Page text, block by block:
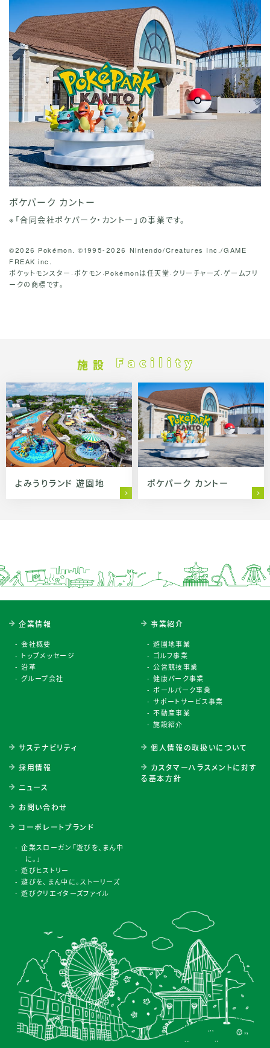
ポケパーク カントー
※「合同会社ポケパーク・カントー」の事業です。
©2026 Pokémon. ©1995-2026 Nintendo/Creatures Inc./GAME
FREAK inc.
ポケットモンスター·ポケモン·Pokémonは任天堂·クリーチャーズ·ゲームフリ
ークの商標です。
施 設
よみうりランド 遊園地 ポケパーク カントー
企業情報
会社概要
トップメッセージ
沿革
グループ会社
事業紹介
遊園地事業
ゴルフ事業
公営競技事業
健康パーク事業
ボールパーク事業
サポートサービス事業
不動産事業
施設紹介
サステナビリティ
採用情報
ニュース
お問い合わせ
コーポレートブランド
企業スローガン「遊びを、まん中
に。」
遊びヒストリー
遊びを、まん中に。ストーリーズ
遊びクリエイターズファイル
個人情報の取扱いについて
カスタマーハラスメントに対す
る基本方針